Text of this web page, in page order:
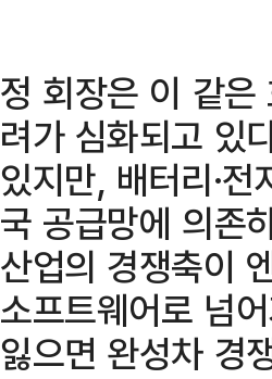
정 회장은 이 같
려가 심화되고 있
있지만, 배터리·
국 공급망에 의존
산업의 경쟁축이
소프트웨어로 넘
잃으면 완성차 경